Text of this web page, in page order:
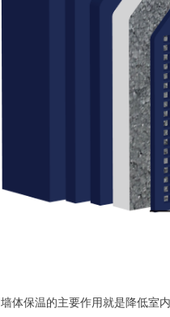
墙体保温的主要作用就是降低室